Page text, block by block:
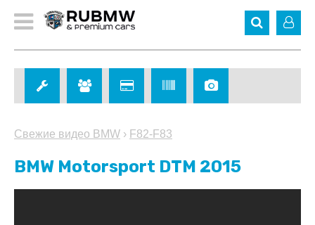
Свежие видео BMW › F82-F83
BMW Motorsport DTM 2015